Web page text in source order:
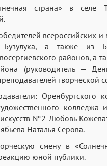
страна» в селе
всероссийских
а также из
районов, а
(руководитель —
творческой
Оренбургского
№2 Любовь
Наталья Серова.
смену в
юной публики.